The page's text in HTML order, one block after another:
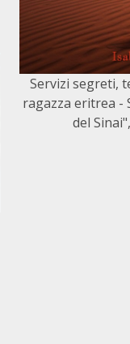
Servizi segreti,
ragazza eritrea -
del